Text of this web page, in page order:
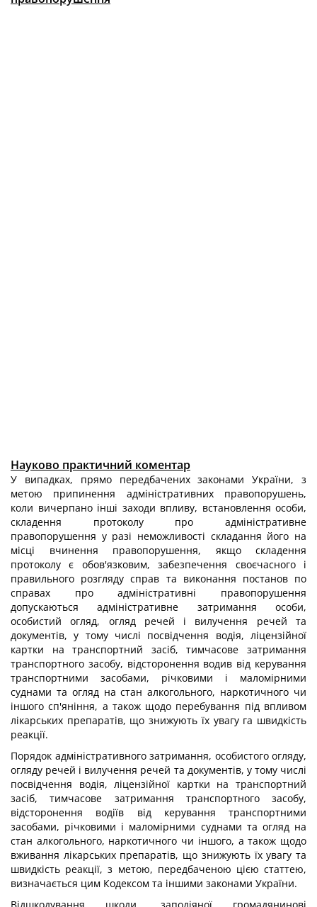
Науково практичний коментар
У випадках, прямо передбачених законами України, з
метою припинення адміністративних правопорушень,
коли вичерпано інші заходи впливу, встановлення особи,
складення протоколу про адміністративне
правопорушення у разі неможливості складання його на
місці вчинення правопорушення, якщо складення
протоколу є обов'язковим, забезпечення своєчасного і
правильного розгляду справ та виконання постанов по
справах про адміністративні правопорушення
допускаються адміністративне затримання особи,
особистий огляд, огляд речей і вилучення речей та
документів, у тому числі посвідчення водія, ліцензійної
картки на транспортний засіб, тимчасове затримання
транспортного засобу, відсторонення водив від керування
транспортними засобами, річковими і маломірними
суднами та огляд на стан алкогольного, наркотичного чи
іншого сп'яніння, а також щодо перебування під впливом
лікарських препаратів, що знижують їх увагу га швидкість
реакції.
Порядок адміністративного затримання, особистого огляду,
огляду речей і вилучення речей та документів, у тому числі
посвідчення водія, ліцензійної картки на транспортний
засіб, тимчасове затримання транспортного засобу,
відсторонення водіїв від керування транспортними
засобами, річковими і маломірними суднами та огляд на
стан алкогольного, наркотичного чи іншого, а також щодо
вживання лікарських препаратів, що знижують їх увагу та
швидкість реакції, з метою, передбаченою цією статтею,
визначається цим Кодексом та іншими законами України.